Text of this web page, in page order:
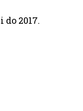
2017.